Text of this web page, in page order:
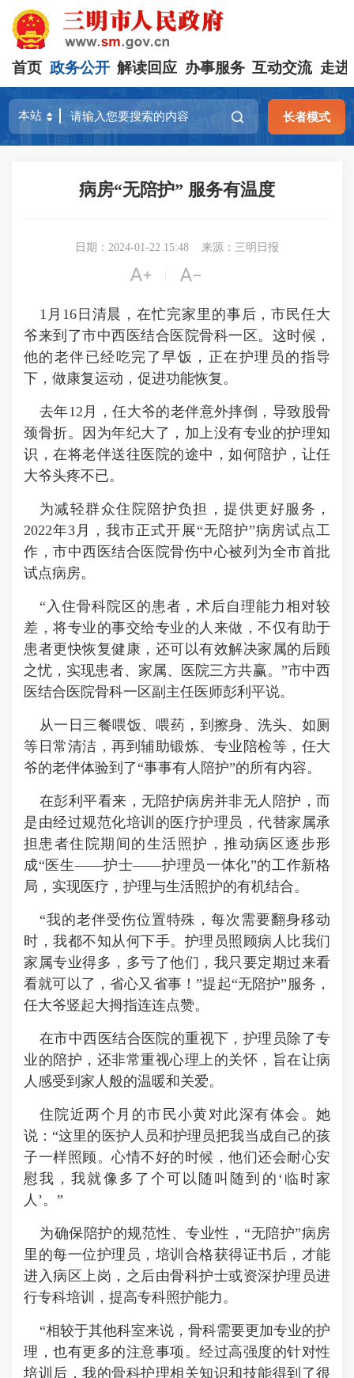
首页 政务公开 解读回应 办事服务 互动交流 走进
长者模式
病房“无陪护” 服务有温度
日期：2024-01-22 15:48 来源：三明日报
 
1月16日清晨，在忙完家里的事后，市民任大
爷来到了市中西医结合医院骨科一区。这时候，
他的老伴已经吃完了早饭，正在护理员的指导
下，做康复运动，促进功能恢复。
去年12月，任大爷的老伴意外摔倒，导致股骨
颈骨折。因为年纪大了，加上没有专业的护理知
识，在将老伴送往医院的途中，如何陪护，让任
大爷头疼不已。
为减轻群众住院陪护负担，提供更好服务，
2022年3月，我市正式开展“无陪护”病房试点工
作，市中西医结合医院骨伤中心被列为全市首批
试点病房。
“入住骨科院区的患者，术后自理能力相对较
差，将专业的事交给专业的人来做，不仅有助于
患者更快恢复健康，还可以有效解决家属的后顾
之忧，实现患者、家属、医院三方共赢。”市中西
医结合医院骨科一区副主任医师彭利平说。
从一日三餐喂饭、喂药，到擦身、洗头、如厕
等日常清洁，再到辅助锻炼、专业陪检等，任大
爷的老伴体验到了“事事有人陪护”的所有内容。
在彭利平看来，无陪护病房并非无人陪护，而
是由经过规范化培训的医疗护理员，代替家属承
担患者住院期间的生活照护，推动病区逐步形
成“医生——护士——护理员一体化”的工作新格
局，实现医疗，护理与生活照护的有机结合。
“我的老伴受伤位置特殊，每次需要翻身移动
时，我都不知从何下手。护理员照顾病人比我们
家属专业得多，多亏了他们，我只要定期过来看
看就可以了，省心又省事！”提起“无陪护”服务，
任大爷竖起大拇指连连点赞。
在市中西医结合医院的重视下，护理员除了专
业的陪护，还非常重视心理上的关怀，旨在让病
人感受到家人般的温暖和关爱。
住院近两个月的市民小黄对此深有体会。她
说：“这里的医护人员和护理员把我当成自己的孩
子一样照顾。心情不好的时候，他们还会耐心安
慰我，我就像多了个可以随叫随到的‘临时家
人’。”
为确保陪护的规范性、专业性，“无陪护”病房
里的每一位护理员，培训合格获得证书后，才能
进入病区上岗，之后由骨科护士或资深护理员进
行专科培训，提高专科照护能力。
“相较于其他科室来说，骨科需要更加专业的护
理，也有更多的注意事项。经过高强度的针对性
培训后，我的骨科护理相关知识和技能得到了很